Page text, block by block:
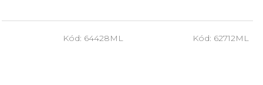
Kód: 64428ML Kód: 62712ML